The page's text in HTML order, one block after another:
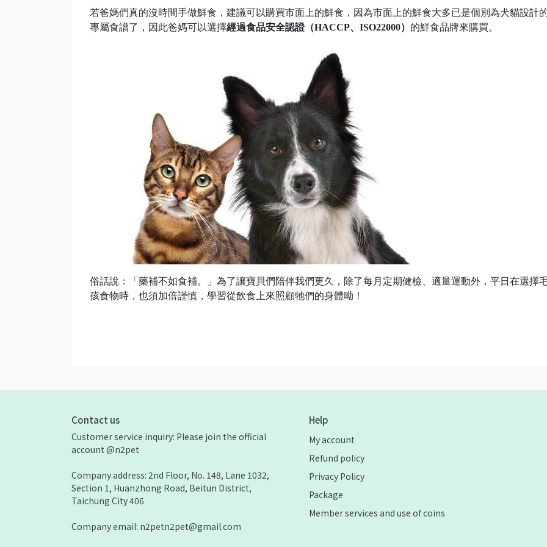
若爸媽們真的沒時間手做鮮食，建議可以購買市面上的鮮食，因為市面上的鮮食大多已是個別為犬貓設計
專屬食譜了，因此爸媽可以選擇經過食品安全認證（HACCP、ISO22000） 的鮮食品牌來購買。
俗話說：「藥補不如食補。」為了讓寶貝們陪伴我們更久，除了每月定期健檢、適量運動外，平日在選擇
孩食物時，也須加倍謹慎，學習從飲食上來照顧牠們的身體呦！
Contact us
Customer service inquiry: Please join the official
account @n2pet
Company address: 2nd Floor, No. 148, Lane 1032,
Section 1, Huanzhong Road, Beitun District,
Taichung City 406
Company email: n2petn2pet@gmail.com
Help
My account
Refund policy
Privacy Policy
Package
Member services and use of coins